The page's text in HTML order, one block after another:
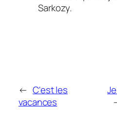
Sarkozy.
← C'est les
vacances